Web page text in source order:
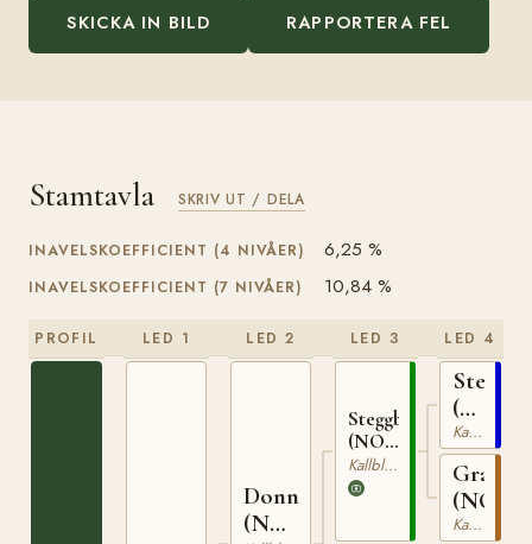
SKICKA IN BILD RAPPORTERA FEL
Stamtavla SKRIV UT / DELA
INAVELSKOEFFICIENT (4 NIVÅER) 6,25 %
INAVELSKOEFFICIENT (7 NIVÅER) 10,84 %
PROFIL LED 1 LED 2
Donno
(NO)
LED 3
Steggbest
(NO)
T-233Kallblodig Travare
LED 4
Stegg
(NO)
T-
169
Kallblodig Travare
Grasiös
(NO)
Kallblodig Travare